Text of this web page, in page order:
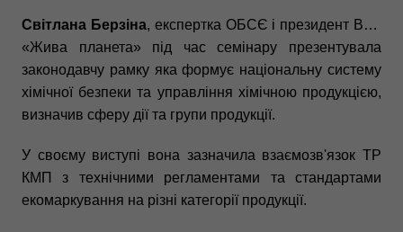
Світлана Берзіна, експертка ОБСЄ і президент ВГО
«Жива планета» під час семінару презентувала
законодавчу рамку яка формує національну систему
хімічної безпеки та управління хімічною продукцією,
визначив сферу дії та групи продукції.
У своєму виступі вона зазначила взаємозв'язок ТР
КМП з технічними регламентами та стандартами
екомаркування на різні категорії продукції.